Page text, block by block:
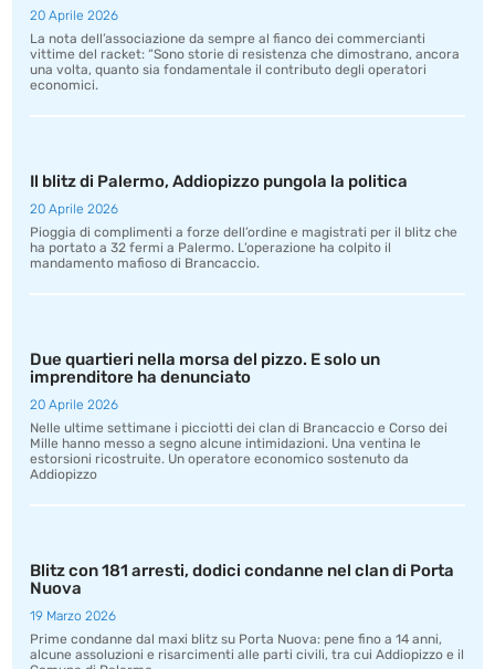
20 Aprile 2026
La nota dell’associazione da sempre al fianco dei commercianti
vittime del racket: “Sono storie di resistenza che dimostrano, ancora
una volta, quanto sia fondamentale il contributo degli operatori
economici.
Il blitz di Palermo, Addiopizzo pungola la politica
20 Aprile 2026
Pioggia di complimenti a forze dell’ordine e magistrati per il blitz che
ha portato a 32 fermi a Palermo. L’operazione ha colpito il
mandamento mafioso di Brancaccio.
Due quartieri nella morsa del pizzo. E solo un
imprenditore ha denunciato
20 Aprile 2026
Nelle ultime settimane i picciotti dei clan di Brancaccio e Corso dei
Mille hanno messo a segno alcune intimidazioni. Una ventina le
estorsioni ricostruite. Un operatore economico sostenuto da
Addiopizzo
Blitz con 181 arresti, dodici condanne nel clan di Porta
Nuova
19 Marzo 2026
Prime condanne dal maxi blitz su Porta Nuova: pene fino a 14 anni,
alcune assoluzioni e risarcimenti alle parti civili, tra cui Addiopizzo e il